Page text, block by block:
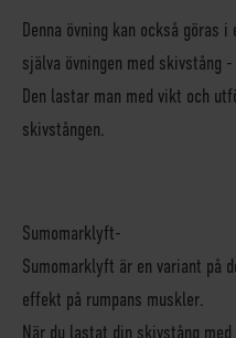
Denna övning kan också göras
själva övningen med skivstång
Den lastar man med vikt och
skivstången.
Sumomarklyft-
Sumomarklyft är en variant på
effekt på rumpans muskler.
När du lastat din skivstång